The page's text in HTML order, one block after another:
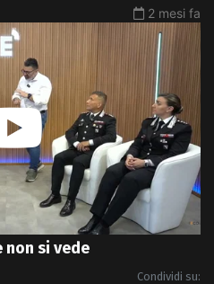
2 mesi fa
non si vede
Condividi su: